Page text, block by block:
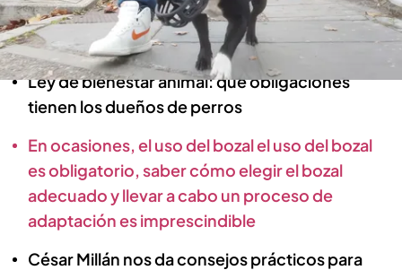
cuatro.com
11 FEB 2026 - 12:38h.
Ley de bienestar animal: qué obligaciones
tienen los dueños de perros
En ocasiones, el uso del bozal el uso del bozal
es obligatorio, saber cómo elegir el bozal
adecuado y llevar a cabo un proceso de
adaptación es imprescindible
César Millán nos da consejos prácticos para